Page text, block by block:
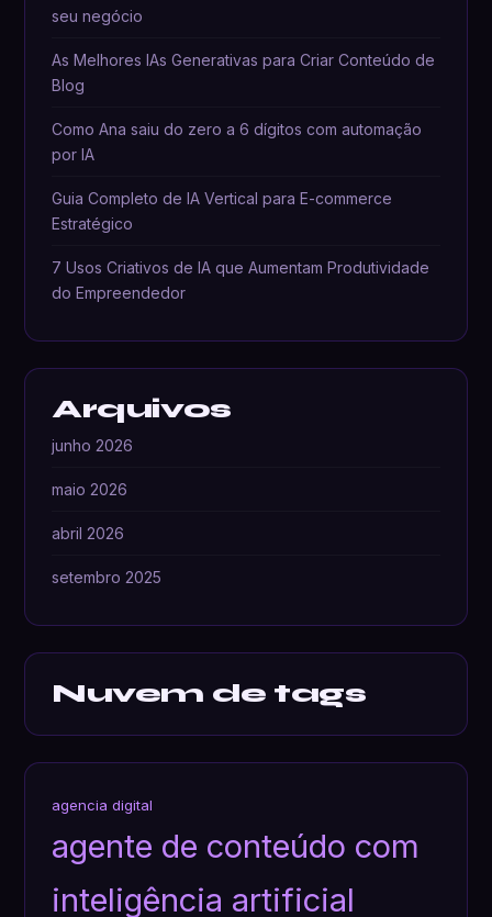
seu negócio
As Melhores IAs Generativas para Criar Conteúdo de
Blog
Como Ana saiu do zero a 6 dígitos com automação
por IA
Guia Completo de IA Vertical para E-commerce
Estratégico
7 Usos Criativos de IA que Aumentam Produtividade
do Empreendedor
Arquivos
junho 2026
maio 2026
abril 2026
setembro 2025
Nuvem de tags
agencia digital
agente de conteúdo com
inteligência artificial